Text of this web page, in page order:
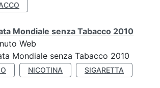
Mondiale senza Tabacco 2010
Web
Mondiale senza Tabacco 2010
NICOTINA SIGARETTA